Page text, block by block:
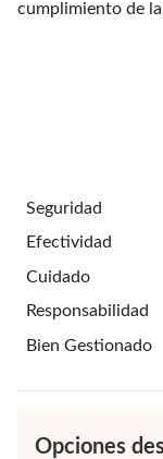
cumplimiento de
Seguridad
Efectividad
Cuidado
Responsabilidad
Bien Gestionado
Opciones